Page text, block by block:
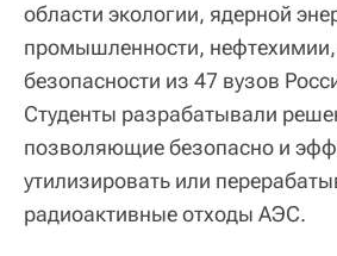
области экологии, ядерной
промышленности,
безопасности из 47 вузов
Студенты разрабатывали
позволяющие безопасно и
утилизировать или
радиоактивные отходы АЭС.